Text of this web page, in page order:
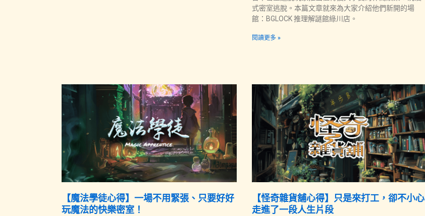
式密室逃脫。本篇文章就來為大家介紹他們新開的場
館：BGLOCK 推理解謎館綠川店。
閱讀更多 »
【魔法學徒心得】一場不用緊張、只要好好
玩魔法的快樂密室！
【怪奇雜貨舖心得】只是來打工，卻不小心
走進了一段人生片段